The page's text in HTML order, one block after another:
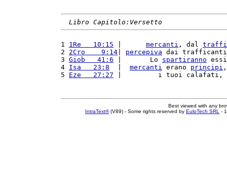
Libro Capitolo:Versetto
1 1Re   10:15 mercanti , dal
2 2Cro    9:14 percepiva dai
3 Giob   41:6 |       Lo spartiranno
4 Isa   23:8 mercanti erano principi
5 Eze   27:27 |         i tuoi
Best viewed with any
IntraText®(V89) - Some rights reserved by EuloTech SRL -